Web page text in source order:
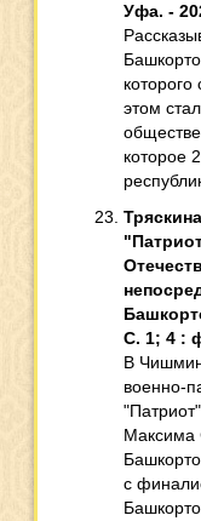
Уфа. -
этом
которое
С. 1; 4 :
В
военно-
Максима
с